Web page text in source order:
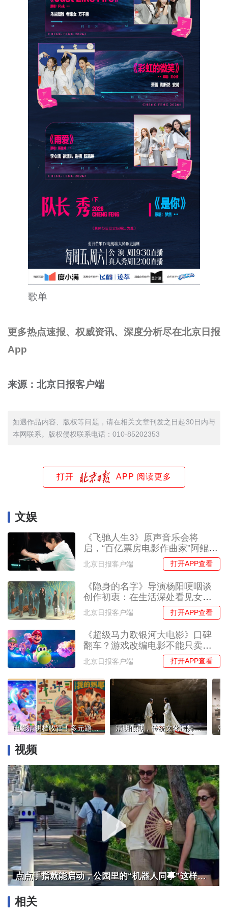
歌单
更多热点速报、权威资讯、深度分析尽在北京日报
App
来源：北京日报客户端
如遇作品内容、版权等问题，请在相关文章刊发之日起30日内与
本网联系。版权侵权联系电话：010-85202353
打开 APP 阅读更多
文娱
《飞驰人生3》原声音乐会将
启，“百亿票房电影作曲家”阿鲲揭
秘幕后创作
北京日报客户端 打开APP查看
《隐身的名字》导演杨阳哽咽谈
创作初衷：在生活深处看见女性
的名字
北京日报客户端 打开APP查看
《超级马力欧银河大电影》口碑
翻车？游戏改编电影不能只卖情
怀
北京日报客户端 打开APP查看
电影清明档收官！多元题材汇聚，总场次创纪录 清明假期，传统文化润舞台，露天演出染春色
视频
点点手指就能启动，公园里的“机器人同事”这样干活
相关